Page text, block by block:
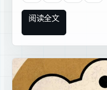
阅读全文